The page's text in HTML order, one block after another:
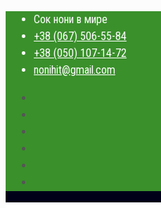
Сок нони в мире
+38 (067) 506-55-84
+38 (050) 107-14-72
nonihit@gmail.com